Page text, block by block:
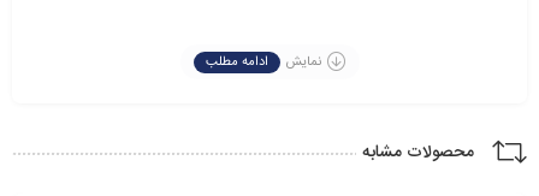
طولانی تر. این می تواند یک آب بندی فشار عالی بین برگ
درب و قاب درب ایجاد کند.
ارائه دهید.این محصول پارس فیدار صنعت می توانند عملکرد
نمایش ادامه مطلب
محصولات مشابه